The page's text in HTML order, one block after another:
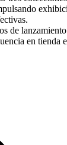
de
en tienda